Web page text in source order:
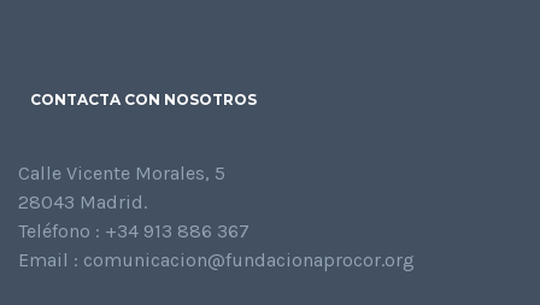
CONTACTA CON NOSOTROS
Calle Vicente Morales, 5
28043 Madrid.
Teléfono : +34 913 886 367
Email : comunicacion@fundacionaprocor.org